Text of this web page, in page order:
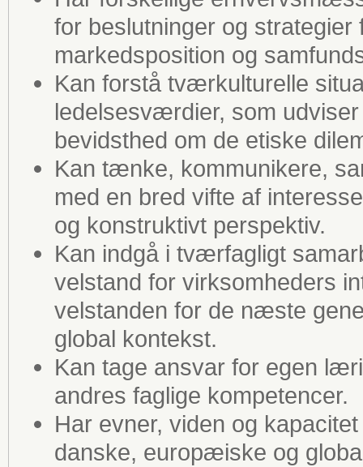
for beslutninger og
markedsposition og
Kan forstå tværkulturelle
ledelsesværdier, som
bevidsthed om de etiske
Kan tænke, kommunikere,
med en bred vifte af
og konstruktivt perspektiv.
Kan indgå i tværfagligt
velstand for virksomheders
velstanden for de næste
global kontekst.
Kan tage ansvar for egen
andres faglige kompetencer.
Har evner, viden og
danske, europæiske og